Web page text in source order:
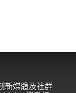
新媒體及社群